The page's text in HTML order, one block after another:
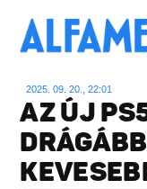
2025. 09. 20., 22:01
AZ ÚJ